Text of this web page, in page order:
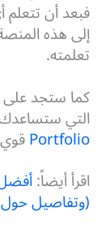
فبعد أن
إلى هذه
تعلمته.
كما ستجد على
التي
Portfolio
اقرأ أيضاً:
(وتفاصيل